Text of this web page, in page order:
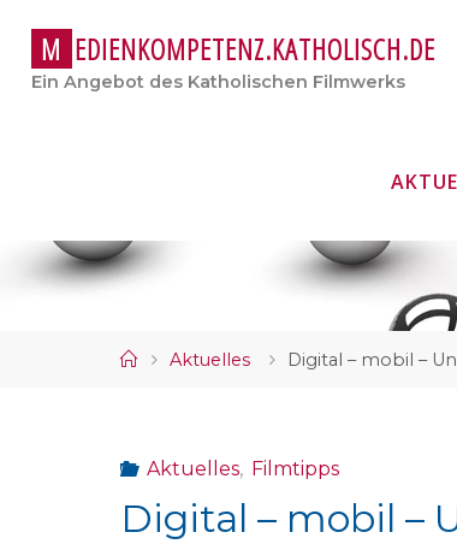
M EDIENKOMPETENZ.KATHOLISCH.DE
Ein Angebot des Katholischen Filmwerks
StartAktuelles Digital – mobil –
Aktuelles, Filmtipps
Digital – mobil –